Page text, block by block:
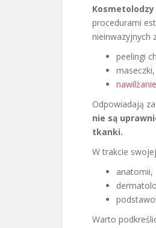
Kosmetolodzy
procedurami
nieinwazyjnych
peelingi
maseczki,
Odpowiadają
nie są
tkanki.
W trakcie
anatomii,
Warto